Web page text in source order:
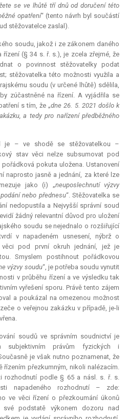
se ve lhůtě tří dnů od doručení této
opatření“ (tento návrh byl součástí
stěžovatelce zaslal).
soudu, jakož i ze zákonem daného
(§ 34 s. ř. s.), je zcela zřejmé, že
o povinnost stěžovatelky podat
stěžovatelka této možnosti využila a
soudu (v určené lhůtě) sdělila,
zúčastněné na řízení. A vyjádřila se
s tím, že „dne 26. 5. 2021 došlo k
a tedy pro nařízení předběžného
je – ve shodě se stěžovatelkou –
stav věci nelze subsumovat pod
pokuta uložena. Ustanovení
naprosto jasně a jednání, za které lze
jako (i) „neuposlechnutí výzvy
nebo přednesu“. Stěžovatelka se
nedopustila a Nejvyšší správní soud
žádný relevantní důvod pro uložení
soudu se nejednalo o rozšiřující
v napadeném usnesení, nýbrž o
věci pod první okruh jednání, jež je
Smyslem postihnout pořádkovou
výzvy soudu“, je potřeba soudu vynutit
v průběhu řízení a ve výsledku tak
vyřešení sporu. Právě tento zájem
a poukázal na omezenou možnost
o veřejnou zakázku v případě, je-li
soudů ve správním soudnictví je
subjektivním právům fyzických i
je však nutno poznamenat, že
řízením přezkumným, nikoli nalézacím.
rozhodnutí podle § 65 a násl. s. ř. s.
napadeného rozhodnutí – zde:
ve věci řízení o přezkoumání úkonů
podstatě výkonem dozoru nad